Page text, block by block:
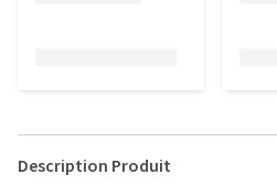
Description Produit